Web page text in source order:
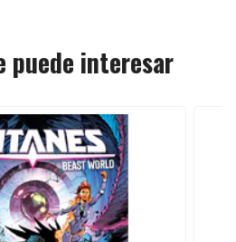
puede interesar